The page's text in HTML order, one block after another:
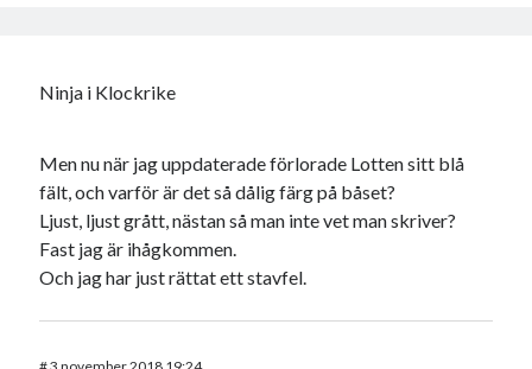
Ninja i Klockrike
Men nu när jag uppdaterade förlorade Lotten sitt blå
fält, och varför är det så dålig färg på båset?
Ljust, ljust grått, nästan så man inte vet man skriver?
Fast jag är ihågkommen.
Och jag har just rättat ett stavfel.